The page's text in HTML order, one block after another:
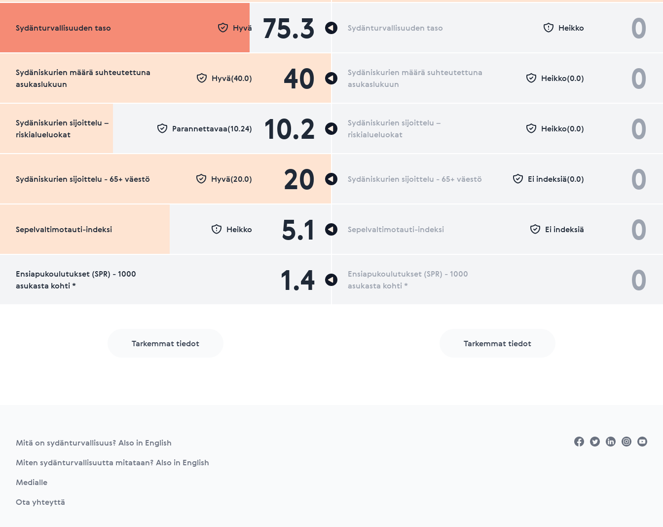
Sydänturvallisuuden taso 75.3
Hyvä
Sydäniskurien määrä suhteutettuna
asukaslukuun
40
Hyvä(40.0)
Sydäniskurien sijoittelu –
riskialueluokat
10.2
Parannettavaa(10.24)
Sydäniskurien sijoittelu - 65+ väestö 20
Hyvä(20.0)
Sepelvaltimotauti-indeksi 5.1
Heikko
Ensiapukoulutukset (SPR) - 1000
asukasta kohti *
1.4
Tarkemmat tiedot
Sydänturvallisuuden taso 0
Heikko
Sydäniskurien määrä suhteutettuna
asukaslukuun
0
Heikko(0.0)
Sydäniskurien sijoittelu –
riskialueluokat
0
Heikko(0.0)
Sydäniskurien sijoittelu - 65+ väestö 0
Ei indeksiä(0.0)
Sepelvaltimotauti-indeksi 0
Ei indeksiä
Ensiapukoulutukset (SPR) - 1000
asukasta kohti *
0
Tarkemmat tiedot
Mitä on sydänturvallisuus? Also in English
Miten sydänturvallisuutta mitataan? Also in English
Medialle
Ota yhteyttä